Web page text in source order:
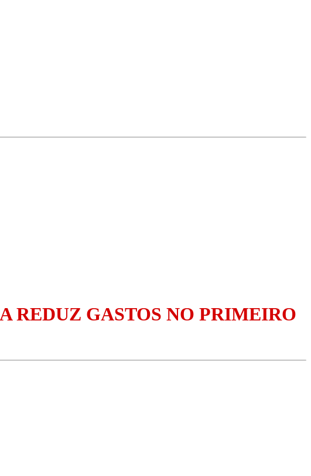
REDUZ GASTOS NO PRIMEIRO